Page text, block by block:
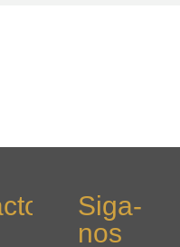
Siga-
nos